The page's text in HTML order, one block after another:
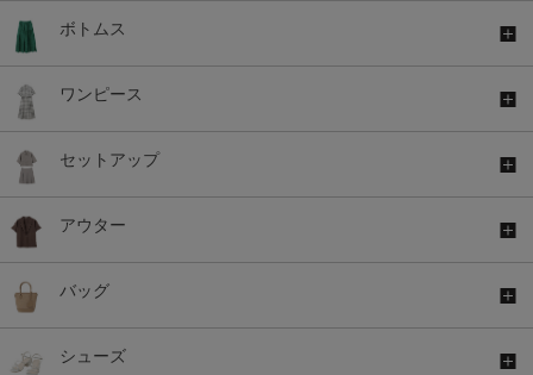
ボトムス
ワンピース
セットアップ
アウター
バッグ
シューズ